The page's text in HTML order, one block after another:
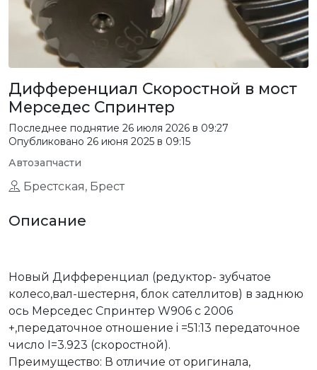
Дифференциал Скоростной в мост
Мерседес Спринтер
Последнее поднятие 26 июля 2026 в 09:27
Опубликовано 26 июня 2025 в 09:15
Автозапчасти
Брестская, Брест
Описание
Новый Дифференциал (редуктор- зубчатое
колесо,вал-шестерня, блок сателлитов) в заднюю
ось Мерседес Спринтер W906 с 2006
+,передаточное отношение i =51:13 передаточное
число I=3.923 (скоростной).
Преимущество: В отличие от оригинала,